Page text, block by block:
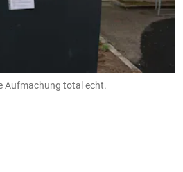
Aufmachung total echt.